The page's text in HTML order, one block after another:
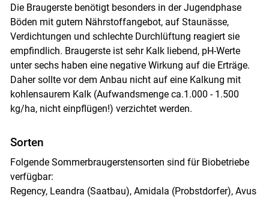
Die Braugerste benötigt besonders in der Jugendphase
Böden mit gutem Nährstoffangebot, auf Staunässe,
Verdichtungen und schlechte Durchlüftung reagiert sie
empfindlich. Braugerste ist sehr Kalk liebend, pH-Werte
unter sechs haben eine negative Wirkung auf die Erträge.
Daher sollte vor dem Anbau nicht auf eine Kalkung mit
kohlensaurem Kalk (Aufwandsmenge ca.1.000 - 1.500
kg/ha, nicht einpflügen!) verzichtet werden.
Sorten
Folgende Sommerbraugerstensorten sind für Biobetriebe
verfügbar:
Regency, Leandra (Saatbau), Amidala (Probstdorfer), Avus